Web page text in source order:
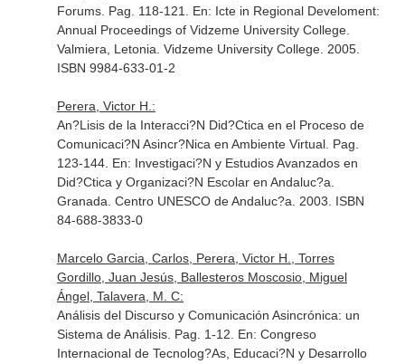
Forums. Pag. 118-121. En: Icte in Regional Develoment:
Annual Proceedings of Vidzeme University College.
Valmiera, Letonia. Vidzeme University College. 2005.
ISBN 9984-633-01-2
Perera, Victor H.:
An?Lisis de la Interacci?N Did?Ctica en el Proceso de
Comunicaci?N Asincr?Nica en Ambiente Virtual. Pag.
123-144. En: Investigaci?N y Estudios Avanzados en
Did?Ctica y Organizaci?N Escolar en Andaluc?a
Granada. Centro UNESCO de Andaluc?a. 2003. ISBN
84-688-3833-0
Marcelo Garcia, Carlos, Perera, Victor H., Torres
Gordillo, Juan Jesús, Ballesteros Moscosio, Miguel
Ángel, Talavera, M. C:
Análisis del Discurso y Comunicación Asincrónica: un
Sistema de Análisis. Pag. 1-12. En: Congreso
Internacional de Tecnolog?As, Educaci?N y Desarrollo